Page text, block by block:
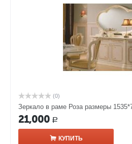
(0)
Зеркало в раме Роза размеры
21,000 Р
КУПИТЬ